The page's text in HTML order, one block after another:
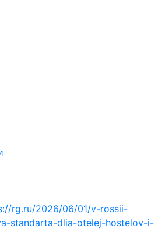
rg.ru/2026/06/01/v-rossii-
standarta-dlia-otelej-hostelov-i-